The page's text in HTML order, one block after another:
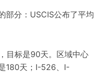
部分：USCIS公布了平均
目标是90天。区域中心
180天；I-526、I-